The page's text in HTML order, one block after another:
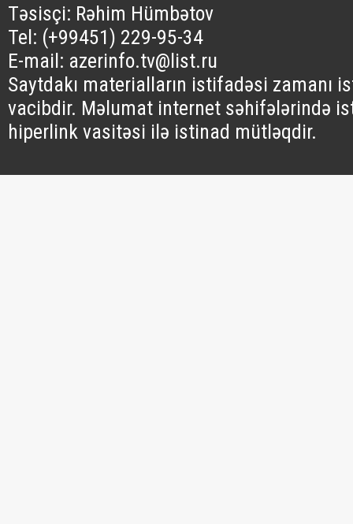
Təsisçi: Rəhim Hümbətov
Tel: (+99451) 229-95-34
E-mail: azerinfo.tv@list.ru
Saytdakı materialların istifadəsi zamanı
vacibdir. Məlumat internet səhifələrində
hiperlink vasitəsi ilə istinad mütləqdir.